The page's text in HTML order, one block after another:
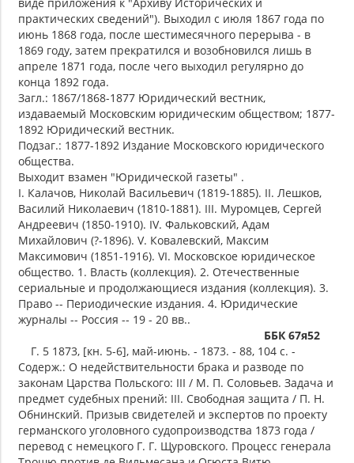
практических сведений"). Выходил с июля 1867 года по
июнь 1868 года, после шестимесячного перерыва - в
1869 году, затем прекратился и возобновился лишь в
апреле 1871 года, после чего выходил регулярно до
конца 1892 года.
Загл.: 1867/1868-1877 Юридический вестник,
издаваемый Московским юридическим обществом; 1877-
1892 Юридический вестник.
Подзаг.: 1877-1892 Издание Московского юридического
общества.
Выходит взамен "Юридической газеты" .
I. Калачов, Николай Васильевич (1819-1885). II. Лешков,
Василий Николаевич (1810-1881). III. Муромцев, Сергей
Андреевич (1850-1910). IV. Фальковский, Адам
Михайлович (?-1896). V. Ковалевский, Максим
Максимович (1851-1916). VI. Московское юридическое
общество. 1. Власть (коллекция). 2. Отечественные
сериальные и продолжающиеся издания (коллекция). 3.
Право -- Периодические издания. 4. Юридические
журналы -- Россия -- 19 - 20 вв..
ББК 67я52
Г. 5 1873, [кн. 5-6], май-июнь. - 1873. - 88, 104 с. -
Содерж.: О недействительности брака и разводе по
законам Царства Польского: III / М. П. Соловьев. Задача и
предмет судебных прений: III. Свободная защита / П. Н.
Обнинский. Призыв свидетелей и экспертов по проекту
германского уголовного судопроизводства 1873 года /
перевод с немецкого Г. Г. Щуровского. Процесс генерала